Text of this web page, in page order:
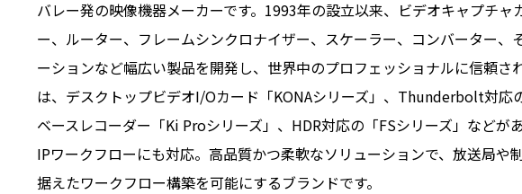
バレー発の映像機器メーカーです。1993年の設立以来、ビデオキャプチャ
ー、ルーター、フレームシンクロナイザー、スケーラー、コンバーター、
ーションなど幅広い製品を開発し、世界中のプロフェッショナルに信頼さ
は、デスクトップビデオI/Oカード「KONAシリーズ」、Thunderbolt対応
ベースレコーダー「Ki Proシリーズ」、HDR対応の「FSシリーズ」などが
IPワークフローにも対応。高品質かつ柔軟なソリューションで、放送局や
据えたワークフロー構築を可能にするブランドです。